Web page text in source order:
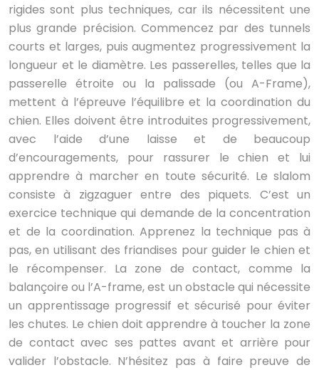
rigides sont plus techniques, car ils nécessitent une
plus grande précision. Commencez par des tunnels
courts et larges, puis augmentez progressivement la
longueur et le diamètre. Les passerelles, telles que la
passerelle étroite ou la palissade (ou A-Frame),
mettent à l’épreuve l’équilibre et la coordination du
chien. Elles doivent être introduites progressivement,
avec l’aide d’une laisse et de beaucoup
d’encouragements, pour rassurer le chien et lui
apprendre à marcher en toute sécurité. Le slalom
consiste à zigzaguer entre des piquets. C’est un
exercice technique qui demande de la concentration
et de la coordination. Apprenez la technique pas à
pas, en utilisant des friandises pour guider le chien et
le récompenser. La zone de contact, comme la
balançoire ou l’A-frame, est un obstacle qui nécessite
un apprentissage progressif et sécurisé pour éviter
les chutes. Le chien doit apprendre à toucher la zone
de contact avec ses pattes avant et arrière pour
valider l’obstacle. N’hésitez pas à faire preuve de